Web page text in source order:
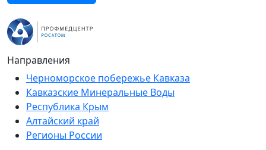
Направления
Черноморское побережье Кавказа
Кавказские Минеральные Воды
Республика Крым
Алтайский край
Регионы России